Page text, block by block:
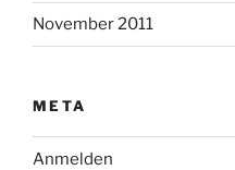
November 2011
META
Anmelden